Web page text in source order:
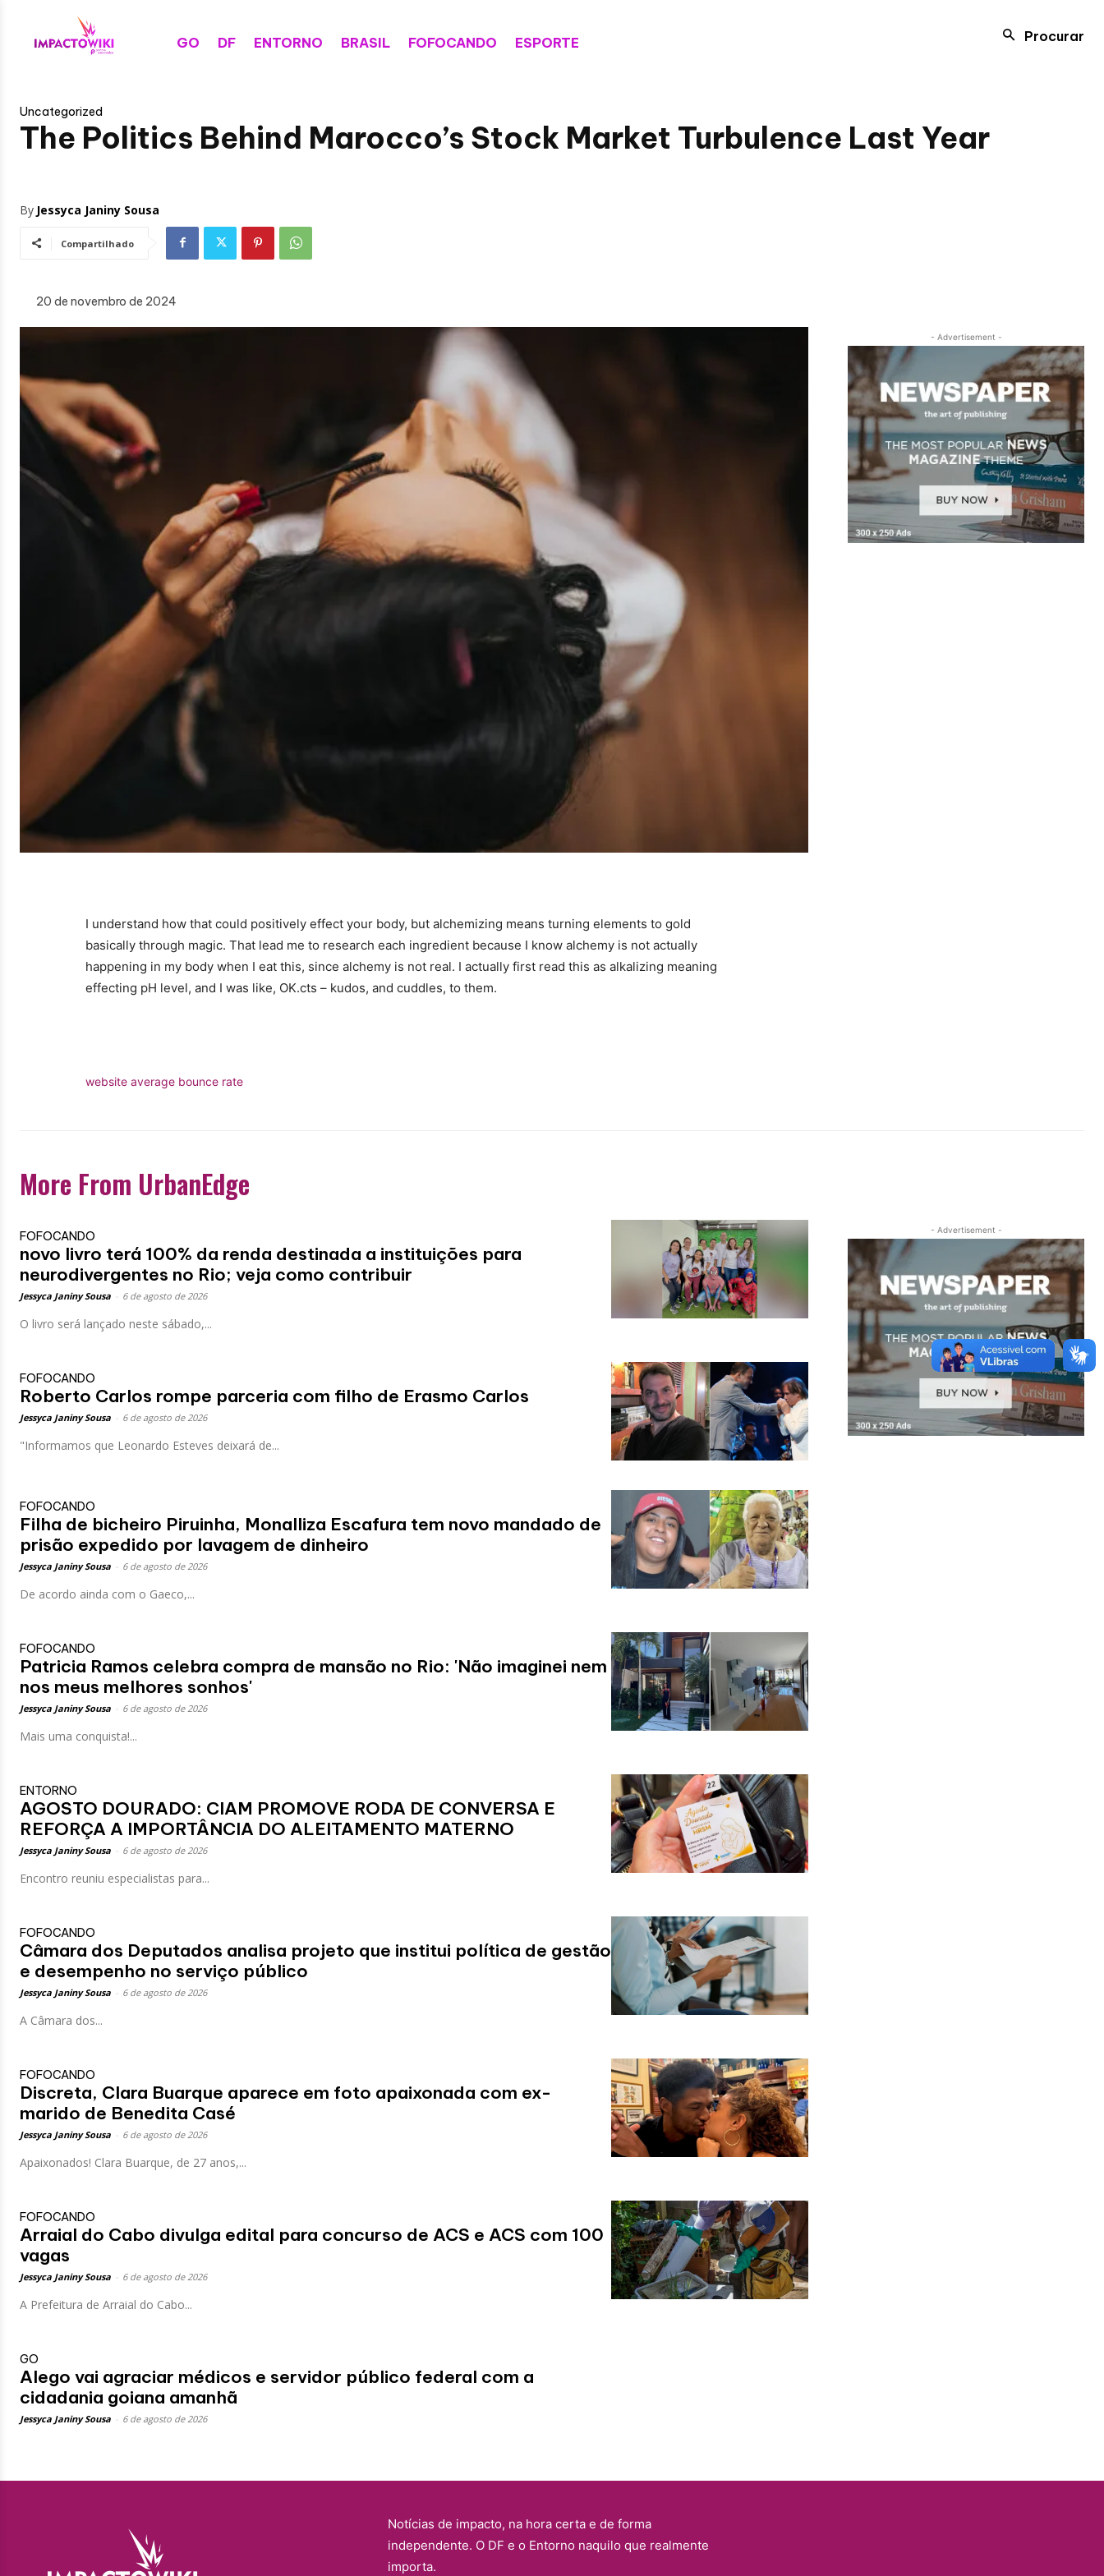
GO DF ENTORNO BRASIL FOFOCANDO ESPORTE Procurar
Uncategorized
The Politics Behind Marocco’s Stock Market Turbulence Last Year
By Jessyca Janiny Sousa
Compartilhado
20 de novembro de 2024
I understand how that could positively effect your body, but alchemizing means turning elements to gold
basically through magic. That lead me to research each ingredient because I know alchemy is not actually
happening in my body when I eat this, since alchemy is not real. I actually first read this as alkalizing meaning
effecting pH level, and I was like, OK.cts – kudos, and cuddles, to them.
website average bounce rate
- Advertisement -
More From UrbanEdge
FOFOCANDO
novo livro terá 100% da renda destinada a instituições para
neurodivergentes no Rio; veja como contribuir
Jessyca Janiny Sousa 6 de agosto de 2026
O livro será lançado neste sábado,...
FOFOCANDO
Roberto Carlos rompe parceria com filho de Erasmo Carlos
Jessyca Janiny Sousa 6 de agosto de 2026
"Informamos que Leonardo Esteves deixará de...
FOFOCANDO
Filha de bicheiro Piruinha, Monalliza Escafura tem novo mandado de
prisão expedido por lavagem de dinheiro
Jessyca Janiny Sousa 6 de agosto de 2026
De acordo ainda com o Gaeco,...
FOFOCANDO
Patricia Ramos celebra compra de mansão no Rio: 'Não imaginei nem
nos meus melhores sonhos'
Jessyca Janiny Sousa 6 de agosto de 2026
Mais uma conquista!...
ENTORNO
AGOSTO DOURADO: CIAM PROMOVE RODA DE CONVERSA E
REFORÇA A IMPORTÂNCIA DO ALEITAMENTO MATERNO
Jessyca Janiny Sousa 6 de agosto de 2026
Encontro reuniu especialistas para...
FOFOCANDO
Câmara dos Deputados analisa projeto que institui política de gestão
e desempenho no serviço público
Jessyca Janiny Sousa 6 de agosto de 2026
A Câmara dos...
FOFOCANDO
Discreta, Clara Buarque aparece em foto apaixonada com ex-
marido de Benedita Casé
Jessyca Janiny Sousa 6 de agosto de 2026
Apaixonados! Clara Buarque, de 27 anos,...
FOFOCANDO
Arraial do Cabo divulga edital para concurso de ACS e ACS com 100
vagas
Jessyca Janiny Sousa 6 de agosto de 2026
A Prefeitura de Arraial do Cabo...
GO
Alego vai agraciar médicos e servidor público federal com a
cidadania goiana amanhã
Jessyca Janiny Sousa 6 de agosto de 2026
- Advertisement -
Notícias de impacto, na hora certa e de forma
independente. O DF e o Entorno naquilo que realmente
importa.